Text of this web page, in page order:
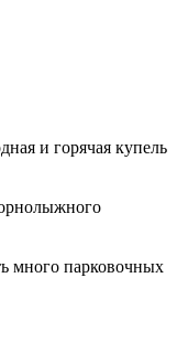
и горячая купель
много парковочных